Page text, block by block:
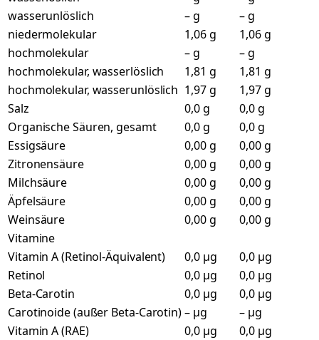
wasserunlöslich
– g
– g
niedermolekular
1,06 g
1,06 g
hochmolekular
– g
– g
hochmolekular, wasserlöslich
1,81 g
1,81 g
hochmolekular, wasserunlöslich 1,97 g
1,97 g
Salz
0,0 g
0,0 g
Organische Säuren, gesamt
0,0 g
0,0 g
Essigsäure
0,00 g
0,00 g
Zitronensäure
0,00 g
0,00 g
Milchsäure
0,00 g
0,00 g
Äpfelsäure
0,00 g
0,00 g
Weinsäure
0,00 g
0,00 g
Vitamine
Vitamin A (Retinol-Äquivalent)
0,0 µg
0,0 µg
Retinol
0,0 µg
0,0 µg
Beta-Carotin
0,0 µg
0,0 µg
Carotinoide (außer Beta-Carotin)– µg
– µg
Vitamin A (RAE)
0,0 µg
0,0 µg